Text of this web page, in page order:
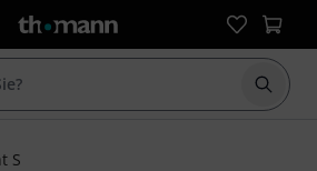
Suche
S